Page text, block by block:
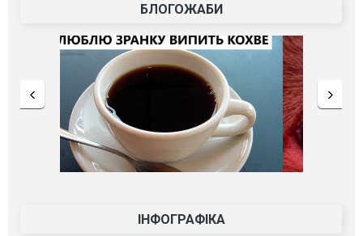
БЛОГОЖАБИ
ІНФОГРАФІКА